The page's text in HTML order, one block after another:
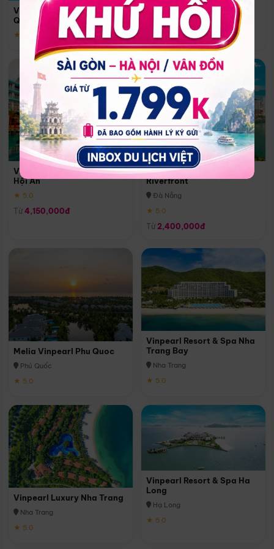
Vinpearl Resort & Spa Phu
Quoc
★ 5.0
Quoc
Phú Quốc
★ 5.0
Vinpearl Resort & Golf Nam
Hội An
★ 5.0
Từ 4,150,000đ
Melia Vinpearl Danang
Riverfront
Đà Nẵng
★ 5.0
Từ 2,400,000đ
Melia Vinpearl Phu Quoc
Phú Quốc
★ 5.0
Vinpearl Resort & Spa Nha
Trang Bay
Nha Trang
★ 5.0
Vinpearl Luxury Nha Trang
Nha Trang
★ 5.0
Vinpearl Resort & Spa Ha
Long
Hạ Long
★ 5.0